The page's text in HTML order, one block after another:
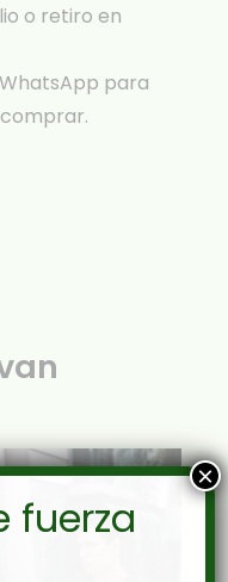
o retiro en
para
fuerza
×